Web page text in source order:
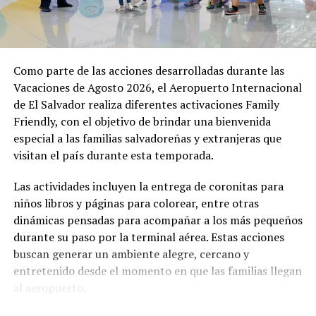
Defensoría ha detectado
165 casos de
incumplimientos en precios
de venta y cantidades de
combustible
16 septiembre, 2022
En «Nacionales»
UP NEXT
Hondureños pagarán más por la energía eléctrica a
partir de abril
DON'T MISS
Banco Mundial apoya la modernización educativa en El
Salvador al fortalecer habilidades en los estudiantes
Como parte de las acciones desarrolladas durante las
Vacaciones de Agosto 2026, el Aeropuerto Internacional
de El Salvador realiza diferentes activaciones Family
Friendly, con el objetivo de brindar una bienvenida
especial a las familias salvadoreñas y extranjeras que
visitan el país durante esta temporada.
Las actividades incluyen la entrega de coronitas para
niños libros y páginas para colorear, entre otras
dinámicas pensadas para acompañar a los más pequeños
durante su paso por la terminal aérea. Estas acciones
buscan generar un ambiente alegre, cercano y
entretenido desde el momento en que las familias llegan
al aeropuerto.